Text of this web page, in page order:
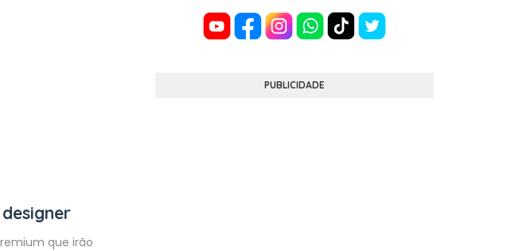
que irão
PUBLICIDADE